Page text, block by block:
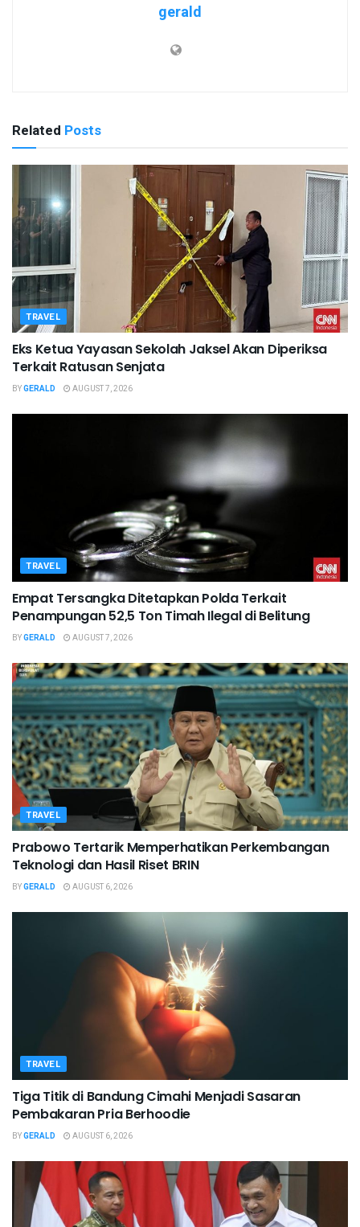
gerald
Related Posts
TRAVEL
Eks Ketua Yayasan Sekolah Jaksel Akan Diperiksa
Terkait Ratusan Senjata
BYGERALD AUGUST 7, 2026
TRAVEL
Empat Tersangka Ditetapkan Polda Terkait
Penampungan 52,5 Ton Timah Ilegal di Belitung
BYGERALD AUGUST 7, 2026
TRAVEL
Prabowo Tertarik Memperhatikan Perkembangan
Teknologi dan Hasil Riset BRIN
BYGERALD AUGUST 6, 2026
TRAVEL
Tiga Titik di Bandung Cimahi Menjadi Sasaran
Pembakaran Pria Berhoodie
BYGERALD AUGUST 6, 2026